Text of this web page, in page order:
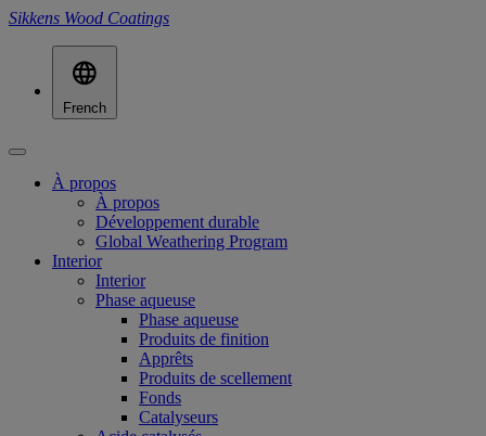
Sikkens Wood Coatings
French
À propos
À propos
Développement durable
Global Weathering Program
Interior
Interior
Phase aqueuse
Phase aqueuse
Produits de finition
Apprêts
Produits de scellement
Fonds
Catalyseurs